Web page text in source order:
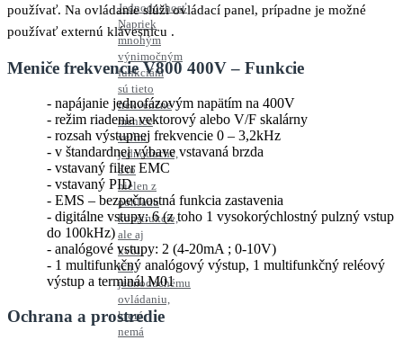
Jednoduchosť
Napriek
mnohým
výnimočným
funkciám
sú tieto
frekvenčné
meniče
veľmi
jednoduché,
a to
nielen z
pohľadu
konštrukcie,
ale aj
kvôli
ich
jednoduchému
ovládaniu,
ktoré
nemá
používať. Na ovládanie slúži ovládací panel, prípadne je možné
používať externú klávesnicu .
Meniče frekvencie V800 400V – Funkcie
napájanie jednofázovým napätím na 400V
režim riadenia vektorový alebo V/F skalárny
rozsah výstupnej frekvencie 0 – 3,2kHz
v štandardnej výbave vstavaná brzda
vstavaný filter EMC
vstavaný PID
EMS – bezpečnostná funkcia zastavenia
digitálne vstupy: 6 (z toho 1 vysokorýchlostný pulzný vstup
do 100kHz)
analógové vstupy: 2 (4-20mA ; 0-10V)
1 multifunkčný analógový výstup, 1 multifunkčný reléový
výstup a terminál M01
Ochrana a prostredie